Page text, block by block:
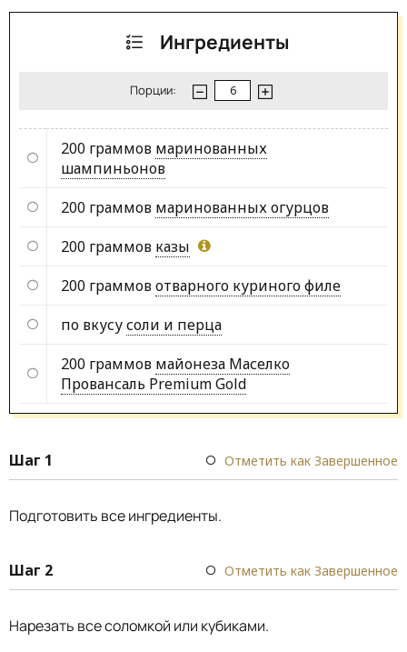
Ингредиенты
Порции:
200 граммов маринованных
шампиньонов
200 граммов маринованных огурцов
200 граммов казы
200 граммовотварного куриного филе
по вкусусоли и перца
200 граммов майонеза Маселко
Провансаль Premium Gold
Шаг 1 Отметить как Завершенное
Подготовить все ингредиенты.
Шаг 2 Отметить как Завершенное
Нарезать все соломкой или кубиками.